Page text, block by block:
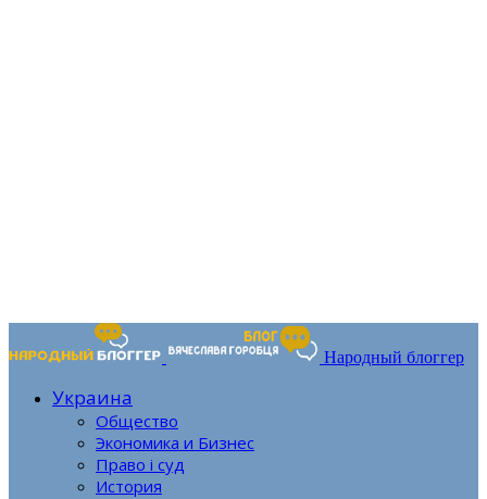
Народный блоггер
Украина
Общество
Экономика и Бизнес
Право і суд
История